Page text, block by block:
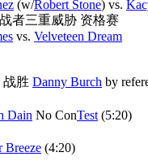
(w/Robert Stone) vs.
者三重威胁 资格赛
vs. Velveteen Dream
战胜 Danny Burch by
Dain No ConTest (5:20)
Breeze (4:20)